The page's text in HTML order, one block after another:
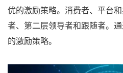
优的激励策略。消费者、平台
者、第二层领导者和跟随者。
的激励策略。